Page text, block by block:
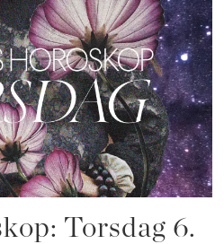
Torsdag 6.